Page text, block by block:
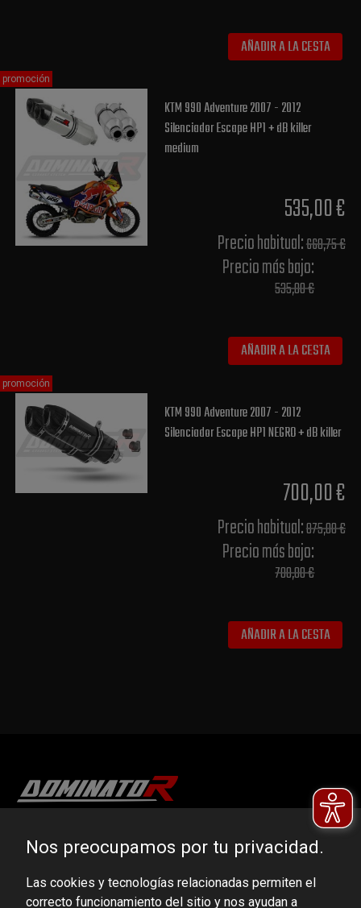
AÑADIR A LA CESTA
KTM 990 Adventure 2007 - 2012
Silenciador Escape HP1 + dB killer
medium
535,00 €
Precio habitual​:668,75 €
Precio más bajo​:
535,00 €
AÑADIR A LA CESTA
promoción
KTM 990 Adventure 2007 - 2012
Silenciador Escape HP1 NEGRO + dB killer
700,00 €
Precio habitual​:875,00 €
Precio más bajo​:
700,00 €
AÑADIR A LA CESTA
promoción
DOMINATOR GROUP Sp. z o.o.
Ludowa 59, 43-514 Kaniów, POLAND
VAT ID No.: 6521751083
Nos preocupamos por tu privacidad.
Las cookies y tecnologías relacionadas permiten el
correcto funcionamiento del sitio y nos ayudan a